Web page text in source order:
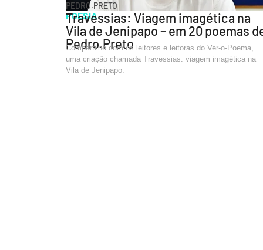
PEDRO.PRETO
POESIA
Travessias: Viagem imagética na
Vila de Jenipapo – em 20 poemas
Pedro.Preto
Compartilho com os leitores e leitoras do Ver-o-Poema,
uma criação chamada Travessias: viagem imagética na
Vila de Jenipapo.